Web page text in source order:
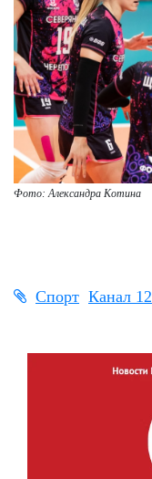
Фото: Александра Котина
Спорт Канал 12